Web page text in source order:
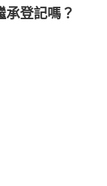
登記嗎？